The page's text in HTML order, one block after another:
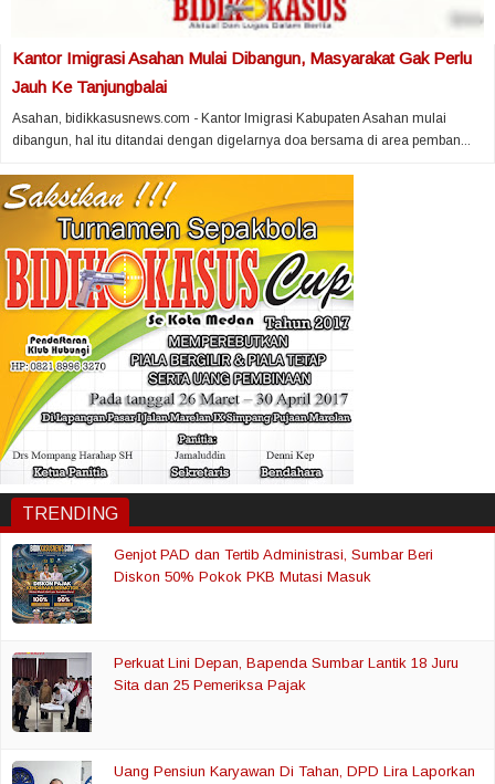
Kantor Imigrasi Asahan Mulai Dibangun, Masyarakat Gak Perlu
Jauh Ke Tanjungbalai
Asahan, bidikkasusnews.com - Kantor Imigrasi Kabupaten Asahan mulai
dibangun, hal itu ditandai dengan digelarnya doa bersama di area pemban...
TRENDING
Genjot PAD dan Tertib Administrasi, Sumbar Beri
Diskon 50% Pokok PKB Mutasi Masuk
Perkuat Lini Depan, Bapenda Sumbar Lantik 18 Juru
Sita dan 25 Pemeriksa Pajak
Uang Pensiun Karyawan Di Tahan, DPD Lira Laporkan